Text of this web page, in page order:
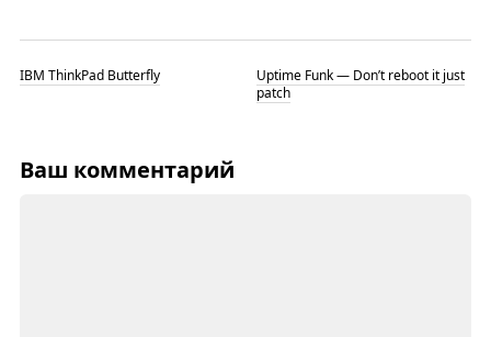
IBM ThinkPad Butterfly
Uptime Funk — Don’t reboot it just
patch
Ваш комментарий